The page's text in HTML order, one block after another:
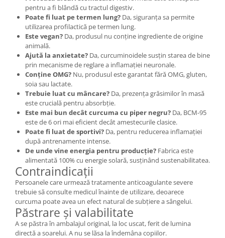
pentru a fi blândă cu tractul digestiv.
Poate fi luat pe termen lung? Da, siguranța sa permite
utilizarea profilactică pe termen lung.
Este vegan? Da, produsul nu conține ingrediente de origine
animală.
Ajută la anxietate? Da, curcuminoidele susțin starea de bine
prin mecanisme de reglare a inflamației neuronale.
Conține OMG? Nu, produsul este garantat fără OMG, gluten,
soia sau lactate.
Trebuie luat cu mâncare? Da, prezența grăsimilor în masă
este crucială pentru absorbție.
Este mai bun decât curcuma cu piper negru? Da, BCM-95
este de 6 ori mai eficient decât amestecurile clasice.
Poate fi luat de sportivi? Da, pentru reducerea inflamației
după antrenamente intense.
De unde vine energia pentru producție? Fabrica este
alimentată 100% cu energie solară, susținând sustenabilitatea.
Contraindicații
Persoanele care urmează tratamente anticoagulante severe
trebuie să consulte medicul înainte de utilizare, deoarece
curcuma poate avea un efect natural de subțiere a sângelui.
Păstrare și valabilitate
A se păstra în ambalajul original, la loc uscat, ferit de lumina
directă a soarelui. A nu se lăsa la îndemâna copiilor.